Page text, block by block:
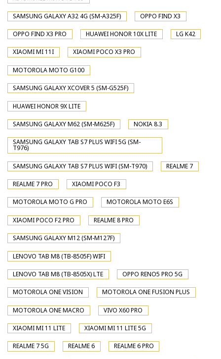
SAMSUNG GALAXY A32 4G (SM-A325F) OPPO FIND X3
OPPO FIND X3 PRO HUAWEI HONOR 10X LITE LG K42
XIAOMI MI 11I XIAOMI POCO X3 PRO
MOTOROLA MOTO G100
SAMSUNG GALAXY XCOVER 5 (SM-G525F)
HUAWEI HONOR 9X LITE
SAMSUNG GALAXY M62 (SM-M625F) NOKIA 8.3
SAMSUNG GALAXY TAB S7 PLUS WIFI 5G (SM-
T976)
SAMSUNG GALAXY TAB S7 PLUS WIFI (SM-T970) REALME 7
REALME 7 PRO XIAOMI POCO F3
MOTOROLA MOTO G PRO MOTOROLA MOTO E6S
XIAOMI POCO F2 PRO REALME 8 PRO
SAMSUNG GALAXY M12 (SM-M127F)
LENOVO TAB M8 (TB-8505F) WIFI
LENOVO TAB M8 (TB-8505X) LTE OPPO RENO5 PRO 5G
MOTOROLA ONE VISION MOTOROLA ONE FUSION PLUS
MOTOROLA ONE MACRO VIVO X60 PRO
XIAOMI MI 11 LITE XIAOMI MI 11 LITE 5G
REALME 7 5G REALME 6 REALME 6 PRO